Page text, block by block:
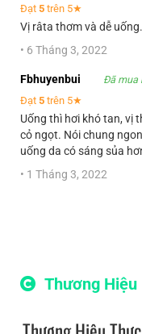
Đạt 5 trên 5★
Vị râta thơm và dễ uống.
• 6 Tháng 3, 2022
Fbhuyenbui
Đã mua
Đạt 5 trên 5★
Uống thì hơi khó tan, vị
cỏ ngọt. Nói chung
uống da có sáng sủa
• 1 Tháng 3, 2022
Thương Hiệu